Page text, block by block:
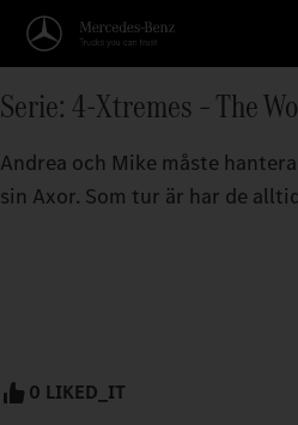
Serie: 4-Xtremes – The
Andrea och Mike måste
sin Axor. Som tur är har de
0 LIKED_IT